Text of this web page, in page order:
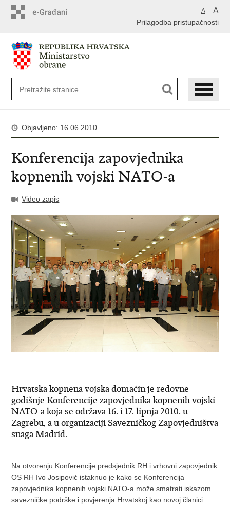
A A
Prilagodba pristupačnosti
Objavljeno: 16.06.2010.
Konferencija zapovjednika
kopnenih vojski NATO-a
Video zapis
Hrvatska kopnena vojska domaćin je redovne
godišnje Konferencije zapovjednika kopnenih vojski
NATO-a koja se održava 16. i 17. lipnja 2010. u
Zagrebu, a u organizaciji Savezničkog Zapovjedništva
snaga Madrid.
Na otvorenju Konferencije predsjednik RH i vrhovni zapovjednik
OS RH Ivo Josipović istaknuo je kako se Konferencija
zapovjednika kopnenih vojski NATO-a može smatrati iskazom
savezničke podrške i povjerenja Hrvatskoj kao novoj članici